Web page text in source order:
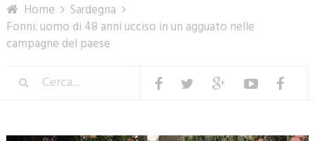
Home
Sardegna
Fonni: uomo di 48 anni ucciso in un agguato nelle
campagne del paese